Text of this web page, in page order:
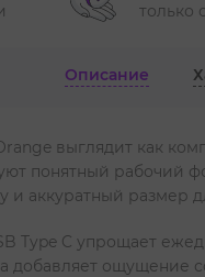
только
Описание
выглядит как
понятный рабочий
и аккуратный размер
Type C упрощает
добавляет ощущение